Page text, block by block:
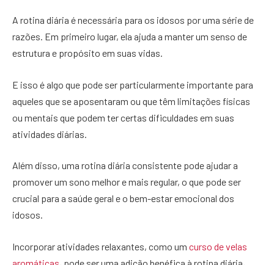
A rotina diária é necessária para os idosos por uma série de
razões. Em primeiro lugar, ela ajuda a manter um senso de
estrutura e propósito em suas vidas.
E isso é algo que pode ser particularmente importante para
aqueles que se aposentaram ou que têm limitações físicas
ou mentais que podem ter certas dificuldades em suas
atividades diárias.
Além disso, uma rotina diária consistente pode ajudar a
promover um sono melhor e mais regular, o que pode ser
crucial para a saúde geral e o bem-estar emocional dos
idosos.
Incorporar atividades relaxantes, como um curso de velas